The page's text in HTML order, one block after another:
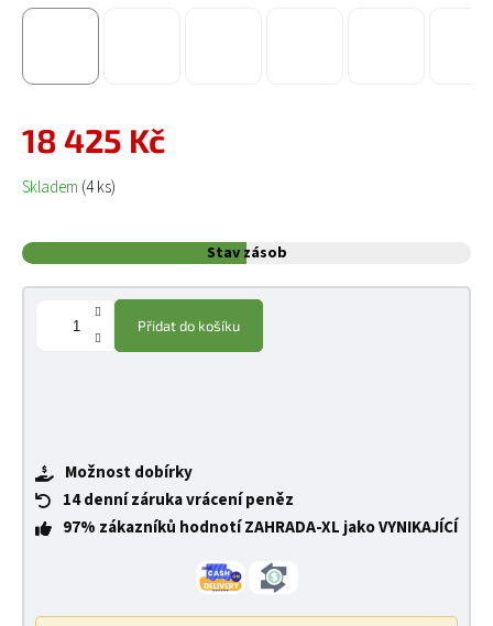
18 425 Kč
Měrná cena:
Skladem (4 ks)
Stav zásob
Přidat do košíku
Možnost dobírky
14 denní záruka vrácení peněz
97% zákazníků hodnotí ZAHRADA-XL jako VYNIKAJÍCÍ